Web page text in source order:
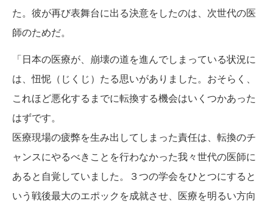
た。彼が再び表舞台に出る決意をしたのは、次世代の医
師のためだ。
「日本の医療が、崩壊の道を進んでしまっている状況に
は、忸怩（じくじ）たる思いがありました。おそらく、
これほど悪化するまでに転換する機会はいくつかあった
はずです。
医療現場の疲弊を生み出してしまった責任は、転換のチ
ャンスにやるべきことを行わなかった我々世代の医師に
あると自覚していました。３つの学会をひとつにすると
いう戦後最大のエポックを成就させ、医療を明るい方向